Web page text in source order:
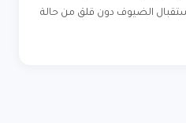
الضيوف دون قلق من حالة